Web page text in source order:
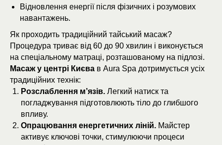
Відновлення енергії після фізичних і розумових
навантажень.
Як проходить традиційний тайський масаж?
Процедура триває від 60 до 90 хвилин і виконується
на спеціальному матраці, розташованому на підлозі.
Масаж у центрі Києва в Aura Spa дотримується усіх
традиційних технік:
Розслаблення м’язів. Легкий натиск та
погладжування підготовлюють тіло до глибшого
впливу.
Опрацювання енергетичних ліній. Майстер
активує ключові точки, стимулюючи процеси